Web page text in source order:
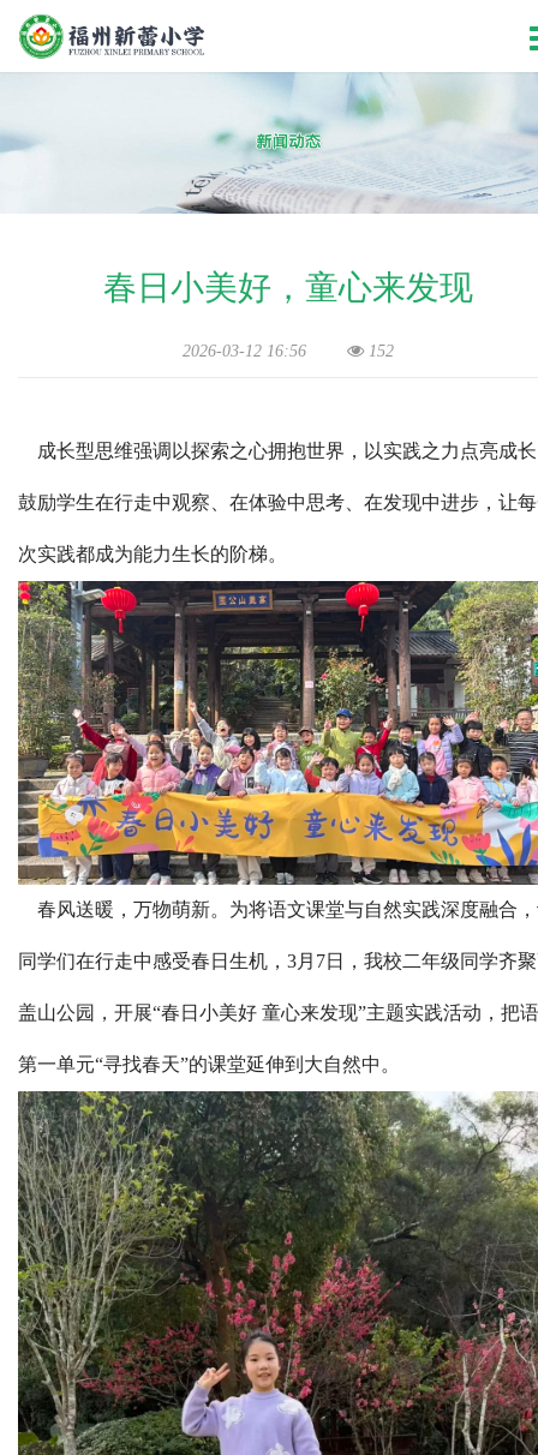
春日小美好，童心来发现
2026-03-12 16:56 152
成长型思维强调以探索之心拥抱世界，以实践之力点亮成
鼓励学生在行走中观察、在体验中思考、在发现中进步，让
次实践都成为能力生长的阶梯。
春风送暖，万物萌新。为将语文课堂与自然实践深度融合
同学们在行走中感受春日生机，3月7日，我校二年级同学齐
盖山公园，开展“春日小美好 童心来发现”主题实践活动，把
第一单元“寻找春天”的课堂延伸到大自然中。